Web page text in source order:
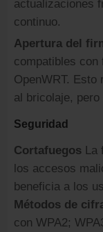
actualizaciones
continuo.
Apertura del
compatibles
OpenWRT. Esto
al bricolaje,
Seguridad
CortafuegosLa
los accesos
beneficia a los
Métodos de
con WPA2;